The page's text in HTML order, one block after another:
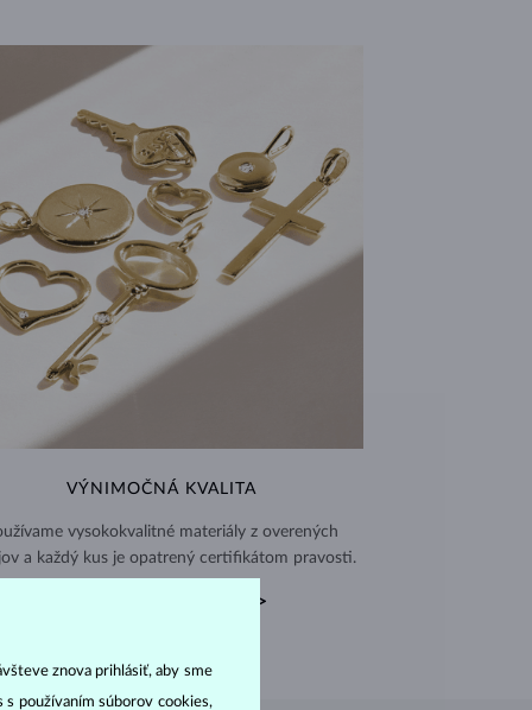
VÝNIMOČNÁ KVALITA
vysokokvalitné materiály z overených
a každý kus je opatrený certifikátom pravosti.
CERTIFIKÁTY PRAVOSTI >
znova prihlásiť, aby sme
s používaním súborov cookies,